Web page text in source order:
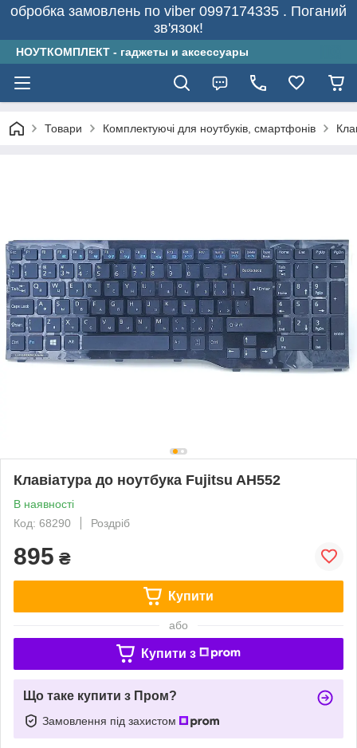
обробка замовлень по viber 0997174335 . Поганий
зв'язок!
НОУТКОМПЛЕКТ - гаджеты и аксессуары
Товари Комплектуючі для ноутбуків, смартфонів
Клавіатура до ноутбука Fujitsu AH552
В наявності
Код: 68290
Роздріб
895 ₴
Купити
або
Купити з
Що таке купити з Пром?
Замовлення під захистом